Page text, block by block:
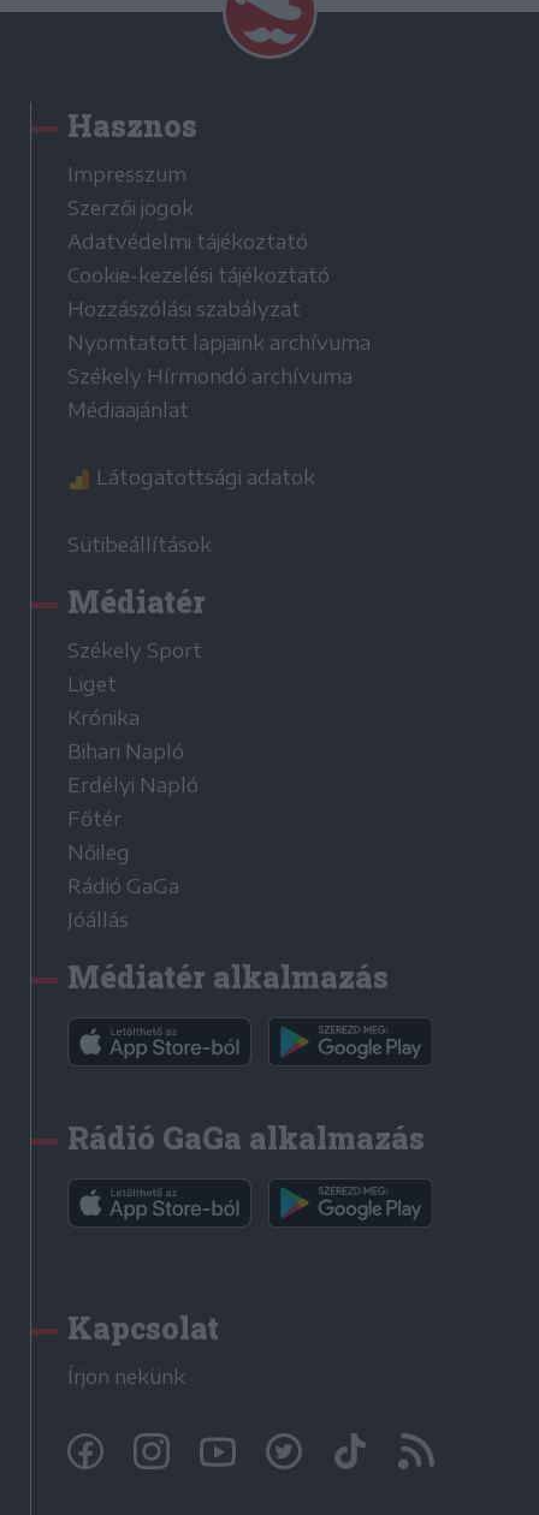
Hasznos
Impresszum
Szerzői jogok
Adatvédelmi tájékoztató
Cookie-kezelési tájékoztató
Hozzászólási szabályzat
Nyomtatott lapjaink archívuma
Székely Hírmondó archívuma
Médiaajánlat
Látogatottsági adatok
Sütibeállítások
Médiatér
Székely Sport
Liget
Krónika
Bihari Napló
Erdélyi Napló
Főtér
Nőileg
Rádió GaGa
Jóállás
Médiatér alkalmazás
Rádió GaGa alkalmazás
Kapcsolat
Írjon nekünk